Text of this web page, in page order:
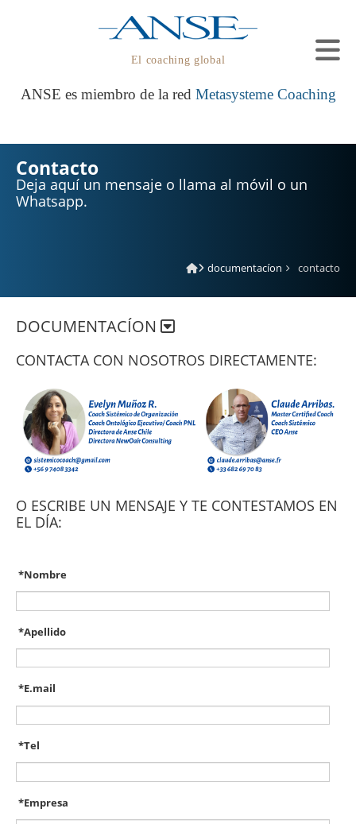
El coaching global
ANSE es miembro de la red Metasysteme Coaching
Contacto
Deja aquí un mensaje o llama al móvil o un
Whatsapp.
documentacíon contacto
DOCUMENTACÍON
CONTACTA CON NOSOTROS DIRECTAMENTE:
O ESCRIBE UN MENSAJE Y TE CONTESTAMOS EN
EL DÍA:
*Nombre
*Apellido
*E.mail
*Tel
*Empresa